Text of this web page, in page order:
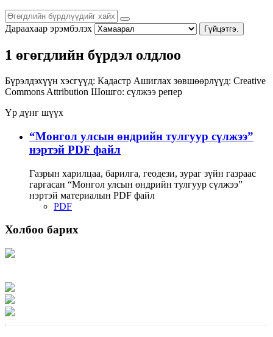
Дараахаар эрэмбэлэх Гүйцэтгэ.
1 өгөгдлийн бүрдэл олдлоо
Бүрэлдэхүүн хэсгүүд: Кадастр Ашиглах зөвшөөрлүүд: Creative
Commons Attribution Шошго: сүлжээ репер
Үр дүнг шүүх
“Монгол улсын өндрийн тулгуур сүлжээ”
нэртэй PDF файл
Газрын харилцаа, барилга, геодези, зураг зүйн газраас
гаргасан “Монгол улсын өндрийн тулгуур сүлжээ”
нэртэй материалын PDF файл
PDF
Холбоо барих